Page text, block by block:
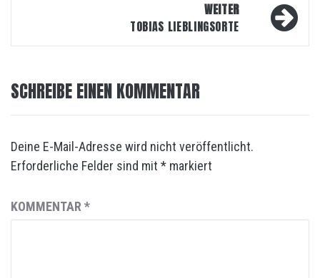
WEITER
TOBIAS LIEBLINGSORTE
SCHREIBE EINEN KOMMENTAR
Deine E-Mail-Adresse wird nicht veröffentlicht.
Erforderliche Felder sind mit * markiert
KOMMENTAR*